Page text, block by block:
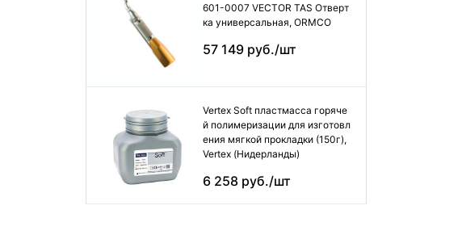
601-0007 VECTOR TAS Отверт
ка универсальная, ORMCO
57 149 руб./шт
Vertex Soft пластмасса горяче
й полимеризации для изготовл
ения мягкой прокладки (150г),
Vertex (Нидерланды)
6 258 руб./шт